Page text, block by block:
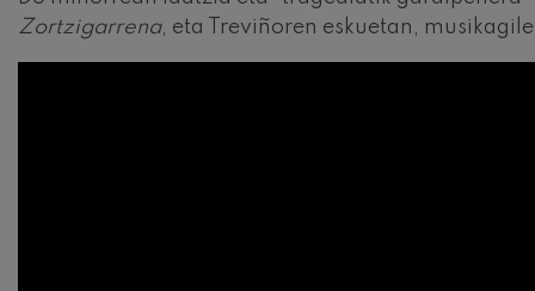
Zortzigarrena, eta Treviñoren eskuetan,